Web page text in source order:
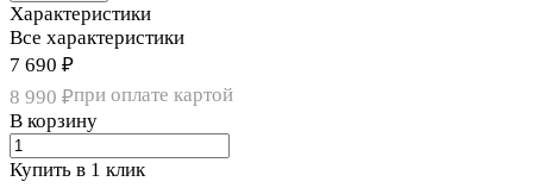
Характеристики
Все характеристики
7 690 ₽
8 990 ₽при оплате картой
В корзину
Купить в 1 клик